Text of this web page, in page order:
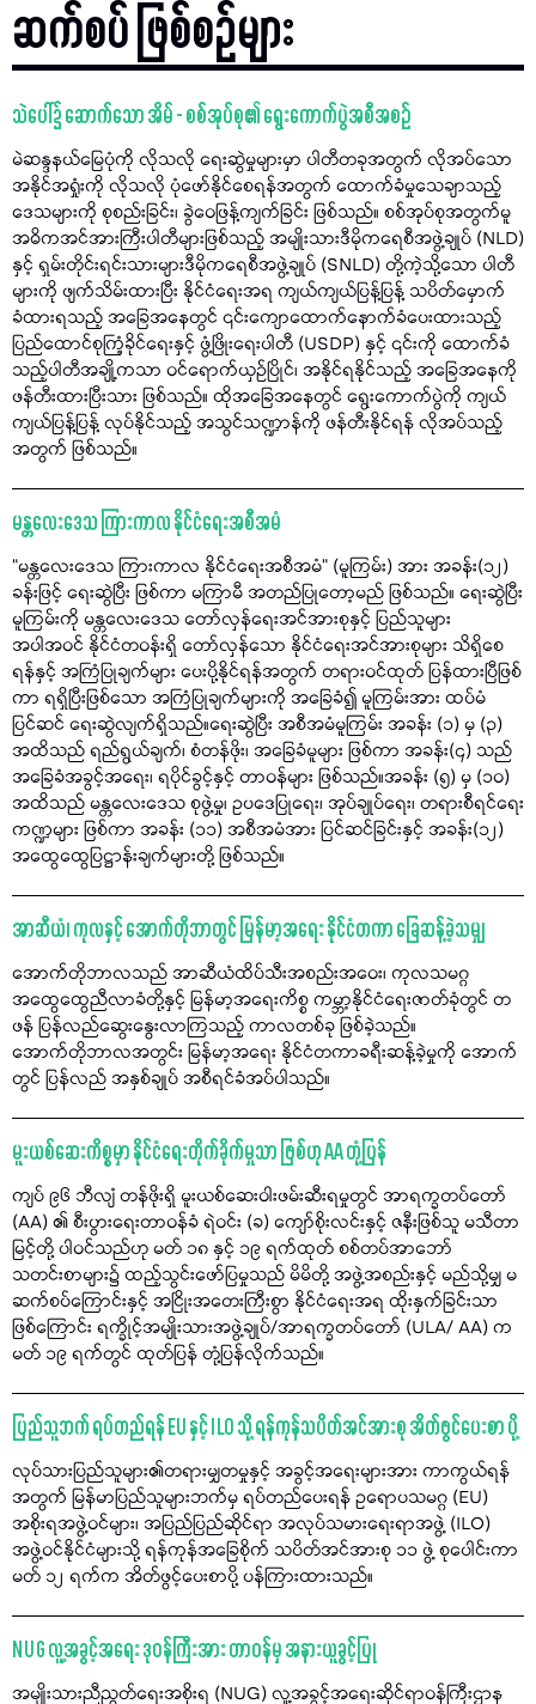
ဆက်စပ် ဖြစ်စဉ်များ
သဲပေါ်၌ ဆောက်သော အိမ် - စစ်အုပ်စု၏ ရွေးကောက်ပွဲအစီအစဉ်
မဲဆန္ဒနယ်မြေပုံကို လိုသလို​ ရေးဆွဲမှုများမှာ ပါတီတခုအတွက် လိုအပ်သော
အနိုင်အရှုံးကို လိုသလို ပုံဖော်နိုင်စေရန်အတွက် ထောက်ခံမှုသေချာသည့်
ဒေသများကို စုစည်းခြင်း၊ ခွဲဝေဖြန့်ကျက်ခြင်း ဖြစ်သည်။ စစ်အုပ်စုအတွက်မူ
အဓိကအင်အားကြီးပါတီများဖြစ်သည့်​ အမျိုးသားဒီမိုကရေစီအဖွဲ့ချုပ် (NLD)
နှင့် ရှမ်းတိုင်းရင်းသားများဒီမိုကရေစီအဖွဲ့ချုပ် (SNLD) တို့ကဲ့သို့သော ပါတီ
များကို ဖျက်သိမ်းထားပြီး နိုင်ငံရေးအရ ကျယ်ကျယ်ပြန့်ပြန့် သပိတ်မှောက်
ခံထားရသည့် အခြေအနေတွင် ၎င်းကျောထောက်နောက်ခံပေးထားသည့်
ပြည်ထောင်စုကြံ့ခိုင်ရေးနှင့် ဖွံ့ဖြိုးရေးပါတီ (USDP) နှင့် ၎င်းကို ထောက်ခံ
သည့်ပါတီအချို့ကသာ ဝင်ရောက်ယှဉ်ပြိုင်၊ အနိုင်ရနိုင်သည့် အခြေအနေကို
ဖန်တီးထားပြီးသား ဖြစ်သည်။ ထိုအခြေအနေတွင် ရွေးကောက်ပွဲကို ကျယ်
ကျယ်ပြန့်ပြန့် လုပ်နိုင်သည့် အသွင်သဏ္ဍာန်ကို ဖန်တီးနိုင်ရန် လိုအပ်သည့်
အတွက် ဖြစ်သည်။
မန္တလေးဒေသ ကြားကာလ နိုင်ငံရေးအစီအမံ
“မန္တလေးဒေသ ကြားကာလ နိုင်ငံရေးအစီအမံ” (မူကြမ်း) အား အခန်း(၁၂)
ခန်းဖြင့် ရေးဆွဲပြီး ဖြစ်ကာ မကြာမီ အတည်ပြုတော့မည် ဖြစ်သည်။ ရေးဆွဲပြီး
မူကြမ်းကို မန္တလေးဒေသ တော်လှန်ရေးအင်အားစုနှင့် ပြည်သူများ
အပါအဝင် နိုင်ငံတဝန်းရှိ တော်လှန်သော နိုင်ငံရေးအင်အားစုများ သိရှိစေ
ရန်နှင့် အကြံပြုချက်များ ပေးပို့နိုင်ရန်အတွက် တရားဝင်ထုတ် ပြန်ထားပြီဖြစ်
ကာ ရရှိပြီးဖြစ်သော အကြံပြုချက်များကို အခြေခံ၍ မူကြမ်းအား ထပ်မံ
ပြင်ဆင် ရေးဆွဲလျက်ရှိသည်။ရေးဆွဲပြီး အစီအမံမူကြမ်း အခန်း (၁) မှ (၃)
အထိသည် ရည်ရွယ်ချက်၊ စံတန်ဖိုး၊ အခြေခံမူများ ဖြစ်ကာ အခန်း(၄) သည်
အခြေခံအခွင့်အရေး၊ ရပိုင်ခွင့်နှင့် တာဝန်များ ဖြစ်သည်။အခန်း (၅) မှ (၁၀)
အထိသည် မန္တလေးဒေသ စုဖွဲ့မှု၊ ဥပဒေပြုရေး၊ အုပ်ချုပ်ရေး၊ တရားစီရင်ရေး
ကဏ္ဍများ ဖြစ်ကာ အခန်း (၁၁) အစီအမံအား ပြင်ဆင်ခြင်းနှင့် အခန်း(၁၂)
အထွေထွေပြဋ္ဌာန်းချက်များတို့ ဖြစ်သည်။
အာဆီယံ၊ ကုလနှင့် အောက်တိုဘာတွင် မြန်မာ့အရေး နိုင်ငံတကာ ခြေဆန့်ခဲ့သမျှ
အောက်တိုဘာလသည် အာဆီယံထိပ်သီးအစည်းအဝေး၊ ကုလသမဂ္ဂ
အထွေထွေညီလာခံတို့နှင့် မြန်မာ့အရေးကိစ္စ ကမ္ဘာ့နိုင်ငံရေးဇာတ်ခုံတွင် တ
ဖန် ပြန်လည်ဆွေးနွေးလာကြသည့် ကာလတစ်ခု ဖြစ်ခဲ့သည်။
အောက်တိုဘာလအတွင်း မြန်မာ့အရေး နိုင်ငံတကာခရီးဆန့်ခဲ့မှုကို အောက်
တွင် ပြန်လည် အနှစ်ချုပ် အစီရင်ခံအပ်ပါသည်။
မူးယစ်ဆေးကိစ္စမှာ နိုင်ငံရေးတိုက်ခိုက်မှုသာ ဖြစ်ဟု AA တုံ့ပြန်
ကျပ် ၉၆ ဘီလျံ တန်ဖိုးရှိ မူးယစ်ဆေးဝါးဖမ်းဆီးရမှုတွင် အာရက္ခတပ်တော်
(AA) ၏ စီးပွားရေးတာဝန်ခံ ရဲဝင်း (ခ) ကျော်စိုးလင်းနှင့် ဇနီးဖြစ်သူ မသီတာ
မြင့်တို့ ပါဝင်သည်ဟု မတ် ၁၈ နှင့် ၁၉ ရက်ထုတ် စစ်တပ်အာဘော်
သတင်းစာများ၌ ထည့်သွင်းဖော်ပြမှုသည် မိမိတို့ အဖွဲ့အစည်းနှင့် မည်သို့မျှ မ
ဆက်စပ်ကြောင်းနှင့် အငြိုးအတေးကြီးစွာ နိုင်ငံရေးအရ ထိုးနှက်ခြင်းသာ
ဖြစ်ကြောင်း ရက္ခိုင့်အမျိုးသားအဖွဲ့ချုပ်/အာရက္ခတပ်တော် (ULA/ AA) က
မတ် ၁၉ ရက်တွင် ထုတ်ပြန် တုံ့ပြန်လိုက်သည်။
ပြည်သူဘက် ရပ်တည်ရန် EU နှင့် ILO သို့ ရန်ကုန်သပိတ်အင်အားစု အိတ်ဖွင်ပေးစာ ပို့
လုပ်သားပြည်သူများ၏တရားမျှတမှုနှင့် အခွင့်အရေးများအား ကာကွယ်ရန်
အတွက် မြန်မာပြည်သူများဘက်မှ ရပ်တည်ပေးရန် ဥရောပသမဂ္ဂ (EU)
အစိုးရအဖွဲ့ဝင်များ၊ အပြည်ပြည်ဆိုင်ရာ အလုပ်သမားရေးရာအဖွဲ့ (ILO)
အဖွဲ့ဝင်နိုင်ငံများသို့ ရန်ကုန်အခြေစိုက် သပိတ်အင်အားစု ၁၁ ဖွဲ့ စုပေါင်းကာ
မတ် ၁၂ ရက်က အိတ်ဖွင့်ပေးစာပို့ ပန်ကြားထားသည်။
NUG လူ့အခွင့်အရေး ဒုဝန်ကြီးအား တာဝန်မှ အနားယူခွင့်ပြု
အမျိုးသားညီညွတ်ရေးအစိုးရ (NUG) လူ့အခွင့်အရေးဆိုင်ရာဝန်ကြီးဌာန